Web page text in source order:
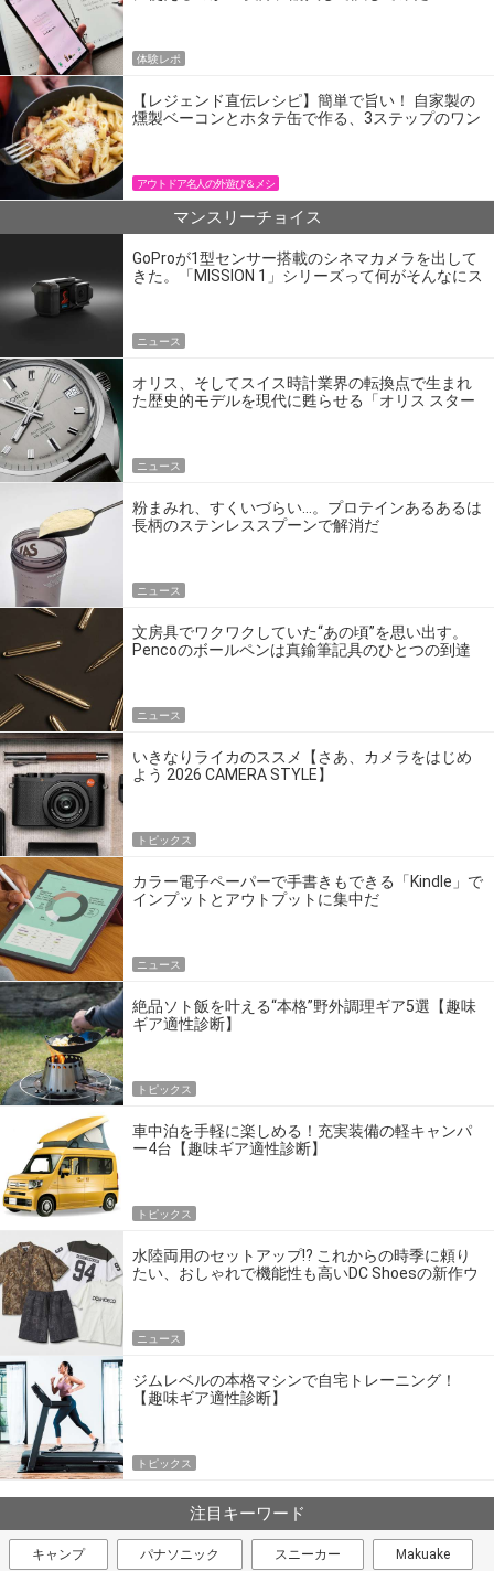
体験レポ
【レジェンド直伝レシピ】簡単で旨い！ 自家製の
燻製ベーコンとホタテ缶で作る、3ステップのワン
アウトドア名人の外遊び＆メシ
マンスリーチョイス
GoProが1型センサー搭載のシネマカメラを出して
きた。「MISSION 1」シリーズって何がそんなにス
ニュース
オリス、そしてスイス時計業界の転換点で生まれ
た歴史的モデルを現代に甦らせる「オリス スター
ニュース
粉まみれ、すくいづらい…。プロテインあるあるは
長柄のステンレススプーンで解消だ
ニュース
文房具でワクワクしていた“あの頃”を思い出す。
Pencoのボールペンは真鍮筆記具のひとつの到達
ニュース
いきなりライカのススメ【さあ、カメラをはじめ
よう 2026 CAMERA STYLE】
トピックス
カラー電子ペーパーで手書きもできる「Kindle」で
インプットとアウトプットに集中だ
ニュース
絶品ソト飯を叶える“本格”野外調理ギア5選【趣味
ギア適性診断】
トピックス
車中泊を手軽に楽しめる！充実装備の軽キャンパ
ー4台【趣味ギア適性診断】
トピックス
水陸両用のセットアップ!? これからの時季に頼り
たい、おしゃれで機能性も高いDC Shoesの新作ウ
ニュース
ジムレベルの本格マシンで自宅トレーニング！
【趣味ギア適性診断】
トピックス
注目キーワード
キャンプ パナソニック スニーカー Makuake